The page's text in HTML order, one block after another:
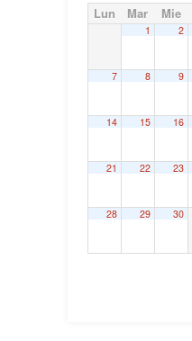
Lun Mar Mie
1 2
7 8 9
14 15 16
21 22 23
28 29 30